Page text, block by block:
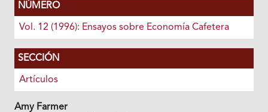
NÚMERO
Vol. 12 (1996): Ensayos sobre Economía Cafetera
SECCIÓN
Artículos
Amy Farmer